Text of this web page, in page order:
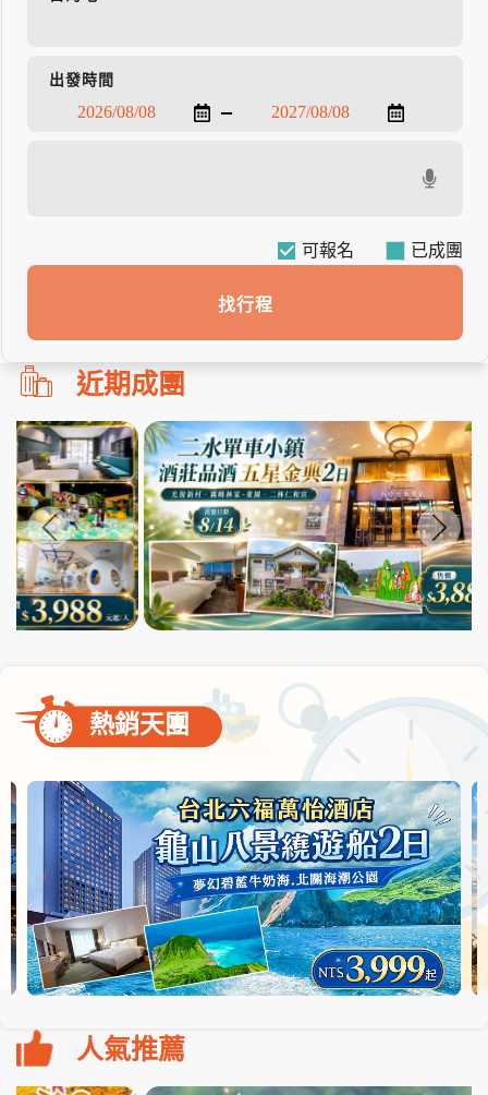
出發時間
可報名
找行程
刪!!
搜
bar
使
用
近期成團
熱銷天團
人氣推薦